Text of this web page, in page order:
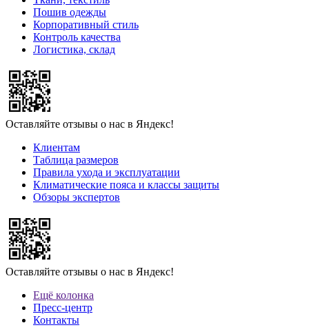
Пошив одежды
Корпоративный стиль
Контроль качества
Логистика, склад
Оставляйте отзывы о нас в Яндекс!
Клиентам
Таблица размеров
Правила ухода и эксплуатации
Климатические пояса и классы защиты
Обзоры экспертов
Оставляйте отзывы о нас в Яндекс!
Ещё колонка
Пресс-центр
Контакты